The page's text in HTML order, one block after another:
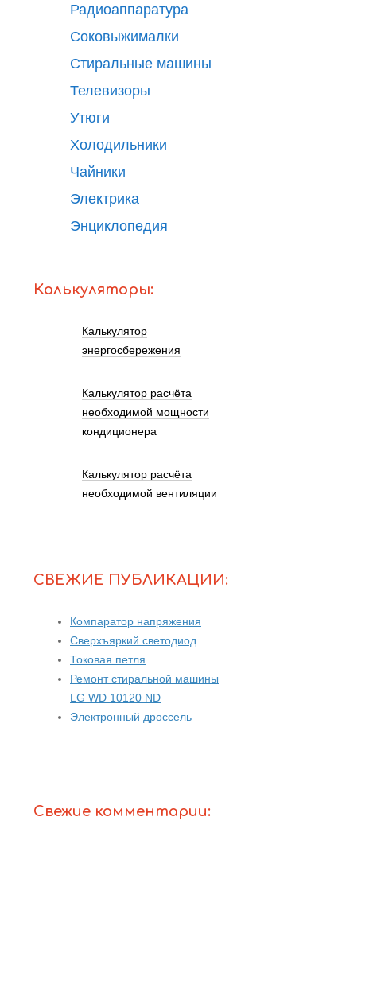
Радиоаппаратура
Соковыжималки
Стиральные машины
Телевизоры
Утюги
Холодильники
Чайники
Электрика
Энциклопедия
Калькуляторы:
Калькулятор
энергосбережения
Калькулятор расчёта
необходимой мощности
кондиционера
Калькулятор расчёта
необходимой вентиляции
СВЕЖИЕ ПУБЛИКАЦИИ:
Компаратор напряжения
Сверхъяркий светодиод
Токовая петля
Ремонт стиральной машины
LG WD 10120 ND
Электронный дроссель
Свежие комментарии: